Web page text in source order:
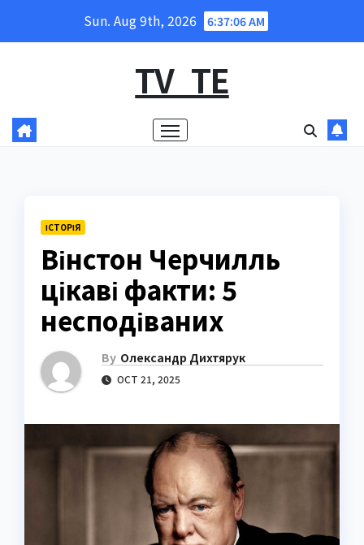
Sun. Aug 9th, 2026 6:37:07 AM
TV_TE
ІСТОРІЯ
Вінстон Черчилль
цікаві факти: 5
несподіваних
By Олександр Дихтярук
OCT 21, 2025